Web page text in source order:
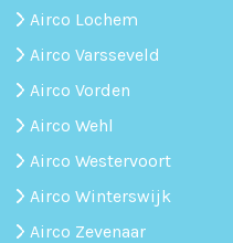
Airco Lochem
Airco Varsseveld
Airco Vorden
Airco Wehl
Airco Westervoort
Airco Winterswijk
Airco Zevenaar